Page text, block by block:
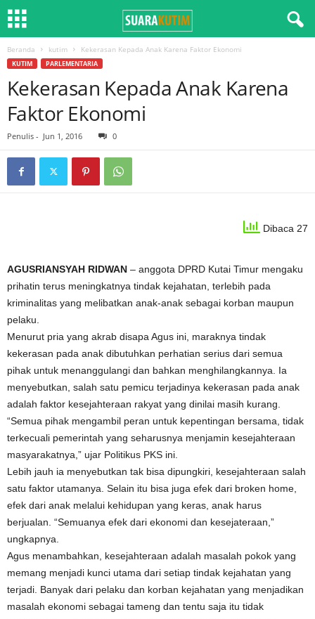
Beranda kutim Kekerasan Kepada Anak Karena Faktor Ekonomi
KUTIM PARLEMENTARIA
Kekerasan Kepada Anak Karena
Faktor Ekonomi
Penulis - Jun 1, 2016 0
Dibaca 27
AGUSRIANSYAH RIDWAN – anggota DPRD Kutai Timur mengaku
prihatin terus meningkatnya tindak kejahatan, terlebih pada
kriminalitas yang melibatkan anak-anak sebagai korban maupun
pelaku.
Menurut pria yang akrab disapa Agus ini, maraknya tindak
kekerasan pada anak dibutuhkan perhatian serius dari semua
pihak untuk menanggulangi dan bahkan menghilangkannya. Ia
menyebutkan, salah satu pemicu terjadinya kekerasan pada anak
adalah faktor kesejahteraan rakyat yang dinilai masih kurang.
“Semua pihak mengambil peran untuk kepentingan bersama, tidak
terkecuali pemerintah yang seharusnya menjamin kesejahteraan
masyarakatnya,” ujar Politikus PKS ini.
Lebih jauh ia menyebutkan tak bisa dipungkiri, kesejahteraan salah
satu faktor utamanya. Selain itu bisa juga efek dari broken home,
efek dari anak melalui kehidupan yang keras, anak harus
berjualan. “Semuanya efek dari ekonomi dan kesejateraan,”
ungkapnya.
Agus menambahkan, kesejahteraan adalah masalah pokok yang
memang menjadi kunci utama dari setiap tindak kejahatan yang
terjadi. Banyak dari pelaku dan korban kejahatan yang menjadikan
masalah ekonomi sebagai tameng dan tentu saja itu tidak